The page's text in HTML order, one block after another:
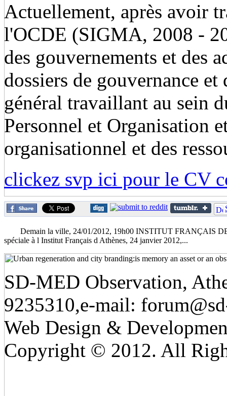
Demain, la ville
Demain la ville, 24/01/2012, 19h00 INSTITUT FRANÇAIS
spéciale à l Institut Français d Athènes, 24 janvier 2012,...
Actuellement, après avoir
l'OCDE (SIGMA, 2008 -
des gouvernements et des
dossiers de gouvernance
général travaillant au sein
Personnel et Organisation
organisationnel et des
clickez svp ici pour le CV
SD-MED Observation,
9235310,e-mail:
Web Design &
Copyright © 2012. All